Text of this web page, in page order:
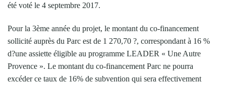
été voté le 4 septembre 2017.
Pour la 3ème année du projet, le montant du co-financement
sollicité auprès du Parc est de 1 270,70 ?, correspondant à 16 %
d?une assiette éligible au programme LEADER « Une Autre
Provence ». Le montant du co-financement Parc ne pourra
excéder ce taux de 16% de subvention qui sera effectivement